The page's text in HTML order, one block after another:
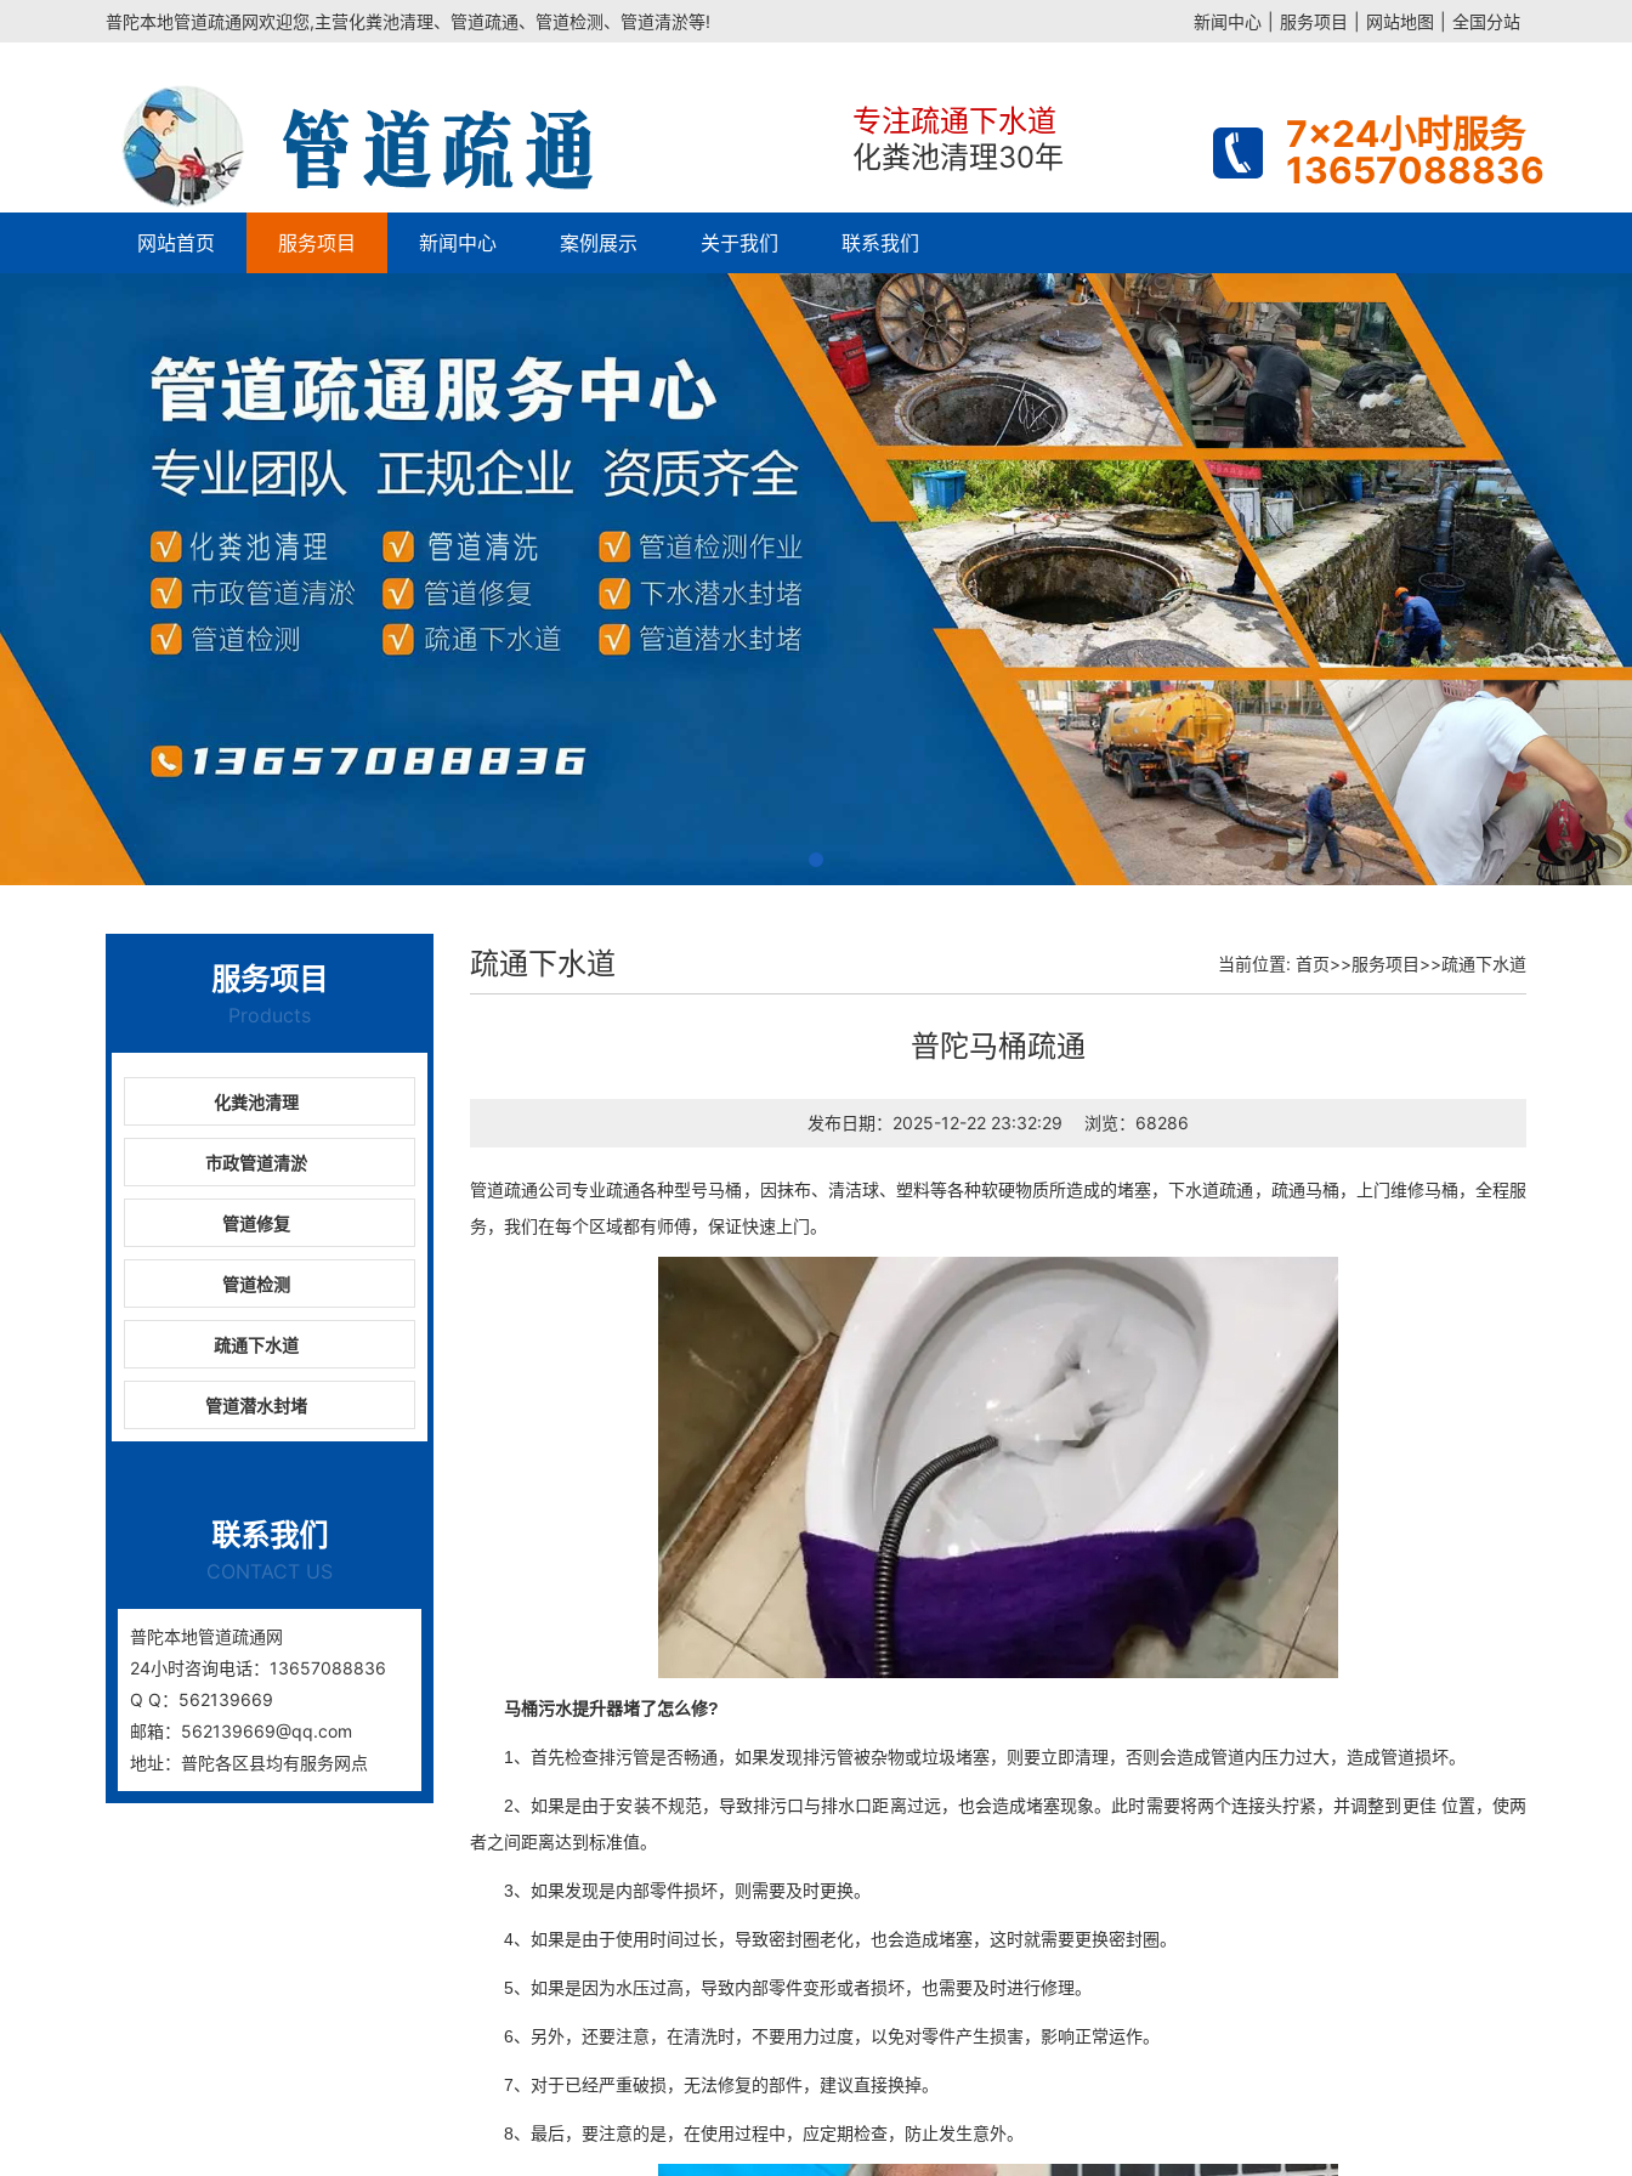
普陀本地管道疏通网欢迎您,主营化粪池清理、管道疏通、管道检测、管道清淤等! 新闻中心 服务项目 网站地图 全国分站
专注疏通下水道
化粪池清理30年
7x24小时服务
13657088836
网站首页 服务项目 新闻中心 案例展示 关于我们 联系我们
服务项目
Products
化粪池清理
市政管道清淤
管道修复
管道检测
疏通下水道
管道潜水封堵
联系我们
CONTACT US
普陀本地管道疏通网
24小时咨询电话：13657088836
Q Q：562139669
邮箱：562139669@qq.com
地址：普陀各区县均有服务网点
疏通下水道 当前位置: 首页>>服务项目>>疏通下水道
普陀马桶疏通
发布日期：2025-12-22 23:32:29 浏览：68286
管道疏通公司专业疏通各种型号马桶，因抹布、清洁球、塑料等各种软硬物质所造成的堵塞，下水道疏通，疏通马桶，上门维修马桶，全程服
务，我们在每个区域都有师傅，保证快速上门。
马桶污水提升器堵了怎么修?
1、首先检查排污管是否畅通，如果发现排污管被杂物或垃圾堵塞，则要立即清理，否则会造成管道内压力过大，造成管道损坏。
2、如果是由于安装不规范，导致排污口与排水口距离过远，也会造成堵塞现象。此时需要将两个连接头拧紧，并调整到更佳 位置，使两
者之间距离达到标准值。
3、如果发现是内部零件损坏，则需要及时更换。
4、如果是由于使用时间过长，导致密封圈老化，也会造成堵塞，这时就需要更换密封圈。
5、如果是因为水压过高，导致内部零件变形或者损坏，也需要及时进行修理。
6、另外，还要注意，在清洗时，不要用力过度，以免对零件产生损害，影响正常运作。
7、对于已经严重破损，无法修复的部件，建议直接换掉。
8、最后，要注意的是，在使用过程中，应定期检查，防止发生意外。